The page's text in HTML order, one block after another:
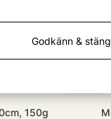
150g
Godkänn & stäng